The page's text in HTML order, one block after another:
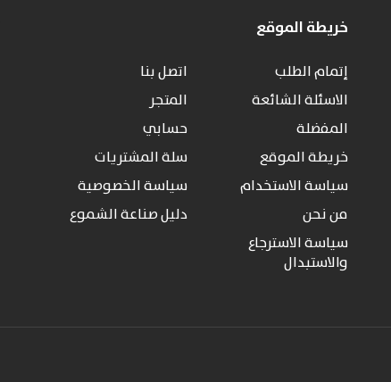
خريطة الموقع
إتمام الطلب
اتصل بنا
الاسئلة الشائعة
المتجر
المفضلة
حسابي
خريطة الموقع
سلة المشتريات
سياسة الاستخدام
سياسة الخصوصية
من نحن
دليل صناعة الشموع
سياسة الاسترجاع
والاستبدال